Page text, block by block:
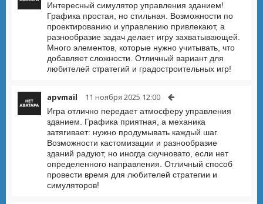
Интересный симулятор управления зданием!
Графика простая, но стильная. Возможности по
проектированию и управлению привлекают, а
разнообразие задач делает игру захватывающей.
Много элементов, которые нужно учитывать, что
добавляет сложности. Отличный вариант для
любителей стратегий и градостроительных игр!
apvmail 11 ноября 2025 12:00
Игра отлично передает атмосферу управления
зданием. Графика приятная, а механика
затягивает: нужно продумывать каждый шаг.
Возможности кастомизации и разнообразие
зданий радуют, но иногда скучновато, если нет
определенного направления. Отличный способ
провести время для любителей стратегии и
симуляторов!